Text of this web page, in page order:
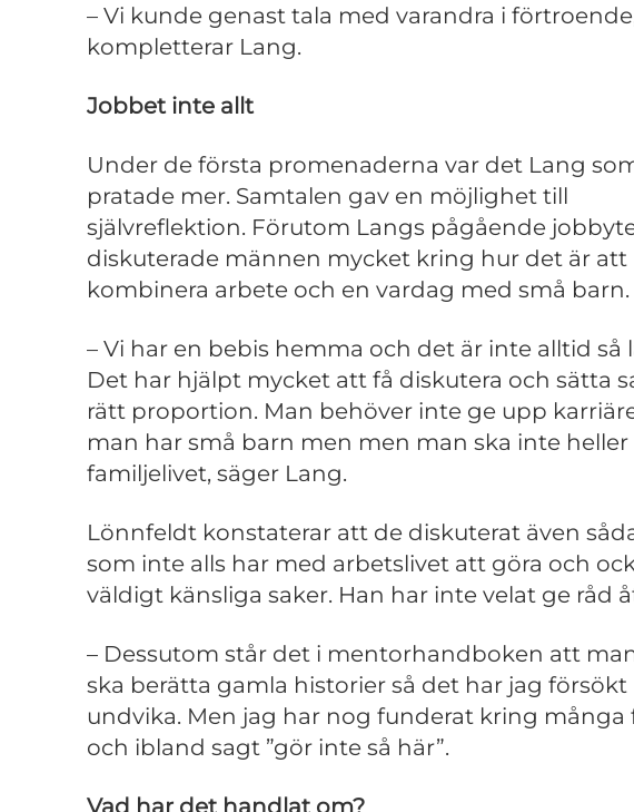
– Vi kunde genast tala med varandra i
kompletterar Lang.
Jobbet inte allt
Under de första promenaderna var det Lang
pratade mer. Samtalen gav en möjlighet till
självreflektion. Förutom Langs pågående
diskuterade männen mycket kring hur det är att
kombinera arbete och en vardag med små barn.
– Vi har en bebis hemma och det är inte alltid så
Det har hjälpt mycket att få diskutera och sätta
rätt proportion. Man behöver inte ge upp
man har små barn men men man ska inte heller
familjelivet, säger Lang.
Lönnfeldt konstaterar att de diskuterat även
som inte alls har med arbetslivet att göra och
väldigt känsliga saker. Han har inte velat ge råd
– Dessutom står det i mentorhandboken att
ska berätta gamla historier så det har jag försökt
undvika. Men jag har nog funderat kring många
och ibland sagt ”gör inte så här”.
Vad har det handlat om?